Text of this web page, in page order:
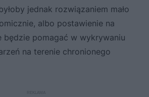
jednak rozwiązaniem mało
albo postawienie na
będzie pomagać w wykrywaniu
na terenie chronionego